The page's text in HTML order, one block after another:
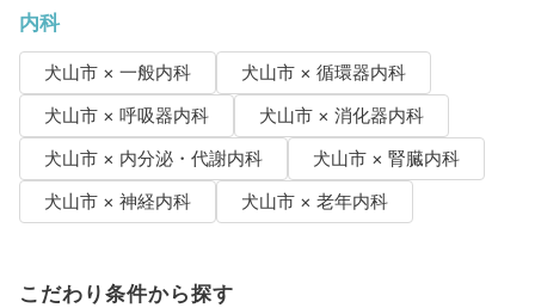
内科
犬山市 × 一般内科
犬山市 × 循環器内科
犬山市 × 呼吸器内科
犬山市 × 消化器内科
犬山市 × 内分泌・代謝内科
犬山市 × 腎臓内科
犬山市 × 神経内科
犬山市 × 老年内科
こだわり条件から探す